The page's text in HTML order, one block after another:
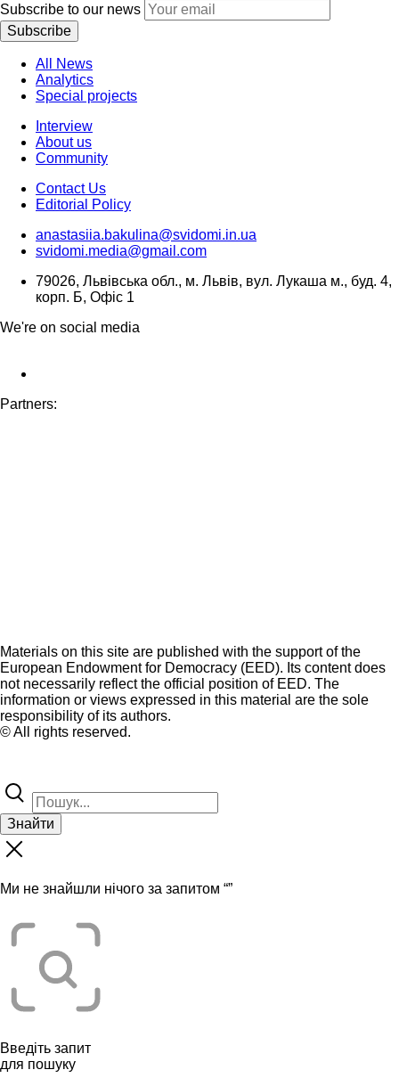
Subscribe to our news
Subscribe
All News
Analytics
Special projects
Interview
About us
Community
Contact Us
Editorial Policy
anastasiia.bakulina@svidomi.in.ua
svidomi.media@gmail.com
79026, Львівська обл., м. Львів, вул. Лукаша м., буд. 4,
корп. Б, Офіс 1
We're on social media
Partners:
Materials on this site are published with the support of the
European Endowment for Democracy (EED). Its content does
not necessarily reflect the official position of EED. The
information or views expressed in this material are the sole
responsibility of its authors.
© All rights reserved.
Знайти
Ми не знайшли нічого за запитом “”
Введіть запит
для пошуку